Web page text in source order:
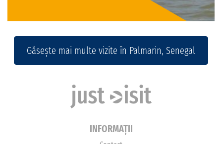
Găsește mai multe vizite în Palmarin, Senegal
INFORMAȚII